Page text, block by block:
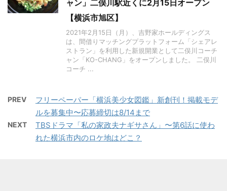
ャン」二俣川駅近くに2月15日オープン
【横浜市旭区】
2021年2月15日（月）、吉野家ホールディングス
は、間借りマッチングプラットフォーム「シェアレ
ストラン」を利用した新規開業として二俣川コーチ
ャン「KO-CHANG」をオープンしました。 二俣川
コーチ ...
PREV
フリーペーパー「横浜美少女図鑑」新創刊！掲載モデ
ルを募集中〜応募締切は8/14まで
NEXT
TBSドラマ「私の家政夫ナギサさん」〜第6話に使わ
れた横浜市内のロケ地はどこ？